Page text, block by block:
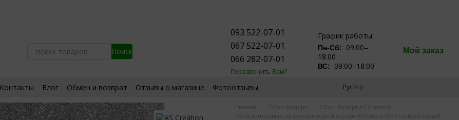
093 522-07-01
067 522-07-01
066 282-07-01
Перезвонить Вам?
График работы:
Пн-Сб:
09:00–
18:00
ВС: 09:00–18:00
Мой заказ
Контакты Блог Обмен и возврат Отзывы о магазине
Фотоотзывы
РусУкр
Главная Обои Импорт
Обои Импорт AS Creation
Обои виниловые на флизелиновой основе El Palacio (AS Creation) серый